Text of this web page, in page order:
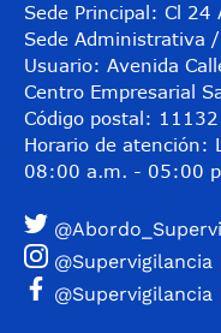
Sede Principal: Cl 24
Sede Administrativa
Usuario: Avenida
Centro Empresarial
Código postal:
Horario de atención:
08:00 a.m. - 05:00
@Supervigilancia
@Supervigilancia